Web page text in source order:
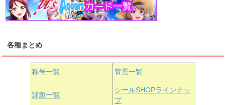
浦の星女学院1年生
津島善子 黒澤ルビィ
浦の星女学院3年生
虹ヶ咲学園1年生
中須かすみ 天王寺璃奈
各種まとめ
称号一覧 背景一覧
課題一覧
シールSHOPラインナッ
プ